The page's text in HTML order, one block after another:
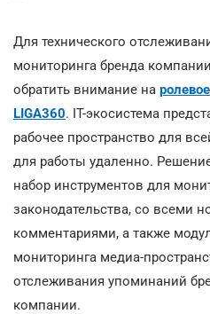
Для технического
мониторинга бренда
обратить внимание на
LIGA360. IT-экосистема
рабочее пространство для
для работы удаленно.
набор инструментов для
законодательства, со всеми
комментариями, а также
мониторинга медиа-
отслеживания упоминаний
компании.